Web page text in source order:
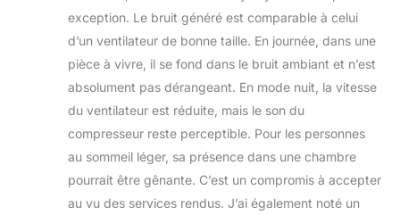
exception. Le bruit généré est comparable à celui
d’un ventilateur de bonne taille. En journée, dans une
pièce à vivre, il se fond dans le bruit ambiant et n’est
absolument pas dérangeant. En mode nuit, la vitesse
du ventilateur est réduite, mais le son du
compresseur reste perceptible. Pour les personnes
au sommeil léger, sa présence dans une chambre
pourrait être gênante. C’est un compromis à accepter
au vu des services rendus. J’ai également noté un